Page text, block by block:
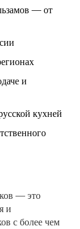
— от
и
кухней
— это
и
с более чем